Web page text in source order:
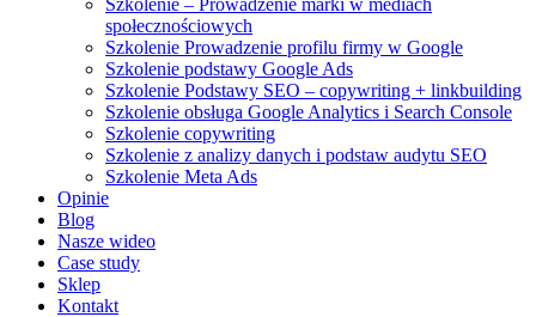
Szkolenie – Prowadzenie marki w mediach
społecznościowych
Szkolenie Prowadzenie profilu firmy w Google
Szkolenie podstawy Google Ads
Szkolenie Podstawy SEO – copywriting + linkbuilding
Szkolenie obsługa Google Analytics i Search Console
Szkolenie copywriting
Szkolenie z analizy danych i podstaw audytu SEO
Szkolenie Meta Ads
Opinie
Blog
Nasze wideo
Case study
Sklep
Kontakt